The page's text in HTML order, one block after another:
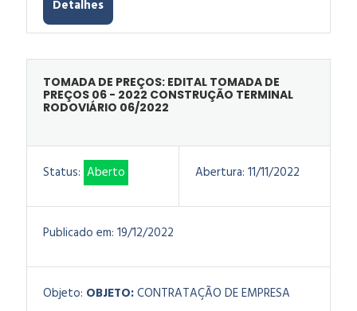
Detalhes
TOMADA DE PREÇOS: EDITAL TOMADA DE
PREÇOS 06 - 2022 CONSTRUÇÃO TERMINAL
RODOVIÁRIO 06/2022
Status: Aberto Abertura: 11/11/2022
Publicado em: 19/12/2022
Objeto: OBJETO:CONTRATAÇÃO DE EMPRESA